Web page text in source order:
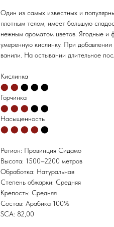
Один из самых известных и
плотным телом, имеет большую
нежным ароматом цветов. Ягодные и
умеренную кислинку. При
ванили. На остывании длительное
Кислинка⁣⁣⁣⁣⁣⁣⁣⁣⁣
⬤ ⬤ ⬤ ⬤ ⬤
Горчинка
⬤ ⬤ ⬤ ⬤ ⬤
Насыщенность
⬤ ⬤ ⬤ ⬤ ⬤
Регион: Провинция Сидамо
Высота: 1500–2200 метров
Обработка: Натуральная
Степень обжарки: Средняя
Крепость: Средняя
Состав: Арабика 100%
SCA: 82,00